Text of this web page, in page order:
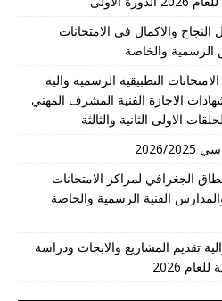
تحديد معدل النجاح والاكمال في الامتحانات
الرسمية والخاصة
الية اجراء الامتحانات التطبيقية الرسمية والية
الاجازة الفنية المشرف المهني
الاولى الثانية والثالثة
النطاق الجغرافي لمراكز الامتحانات
الفنية الرسمية والخاصة
والية تقديم المشاريع والابحاث ودراسة
2026